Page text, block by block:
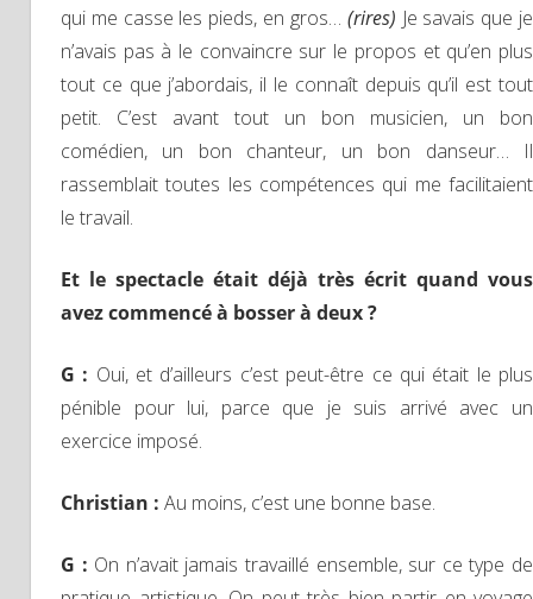
qui me casse les pieds, en gros… (rires) Je savais que je
n’avais pas à le convaincre sur le propos et qu’en plus
tout ce que j’abordais, il le connaît depuis qu’il est tout
petit. C’est avant tout un bon musicien, un bon
comédien, un bon chanteur, un bon danseur… Il
rassemblait toutes les compétences qui me facilitaient
le travail.
Et le spectacle était déjà très écrit quand vous
avez commencé à bosser à deux ?
G : Oui, et d’ailleurs c’est peut-être ce qui était le plus
pénible pour lui, parce que je suis arrivé avec un
exercice imposé.
Christian : Au moins, c’est une bonne base.
G : On n’avait jamais travaillé ensemble, sur ce type de